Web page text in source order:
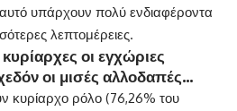
υπάρχουν πολύ ενδιαφέροντα
λεπτομέρειες.
οι εγχώριες
οι μισές αλλοδαπές…
κυρίαρχο ρόλο (76,26% του